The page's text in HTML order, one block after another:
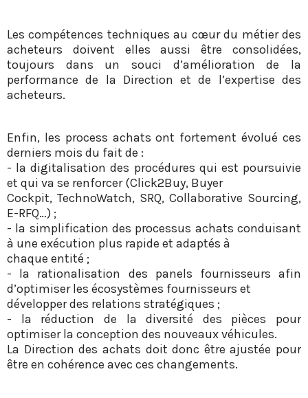
Les compétences techniques au cœur du métier des
acheteurs doivent elles aussi être consolidées,
toujours dans un souci d’amélioration de la
performance de la Direction et de l’expertise des
acheteurs.
Enfin, les process achats ont fortement évolué ces
derniers mois du fait de :
- la digitalisation des procédures qui est poursuivie
et qui va se renforcer (Click2Buy, Buyer
Cockpit, TechnoWatch, SRQ, Collaborative Sourcing,
E-RFQ…) ;
- la simplification des processus achats conduisant
à une exécution plus rapide et adaptés à
chaque entité ;
- la rationalisation des panels fournisseurs afin
d’optimiser les écosystèmes fournisseurs et
développer des relations stratégiques ;
- la réduction de la diversité des pièces pour
optimiser la conception des nouveaux véhicules.
La Direction des achats doit donc être ajustée pour
être en cohérence avec ces changements.